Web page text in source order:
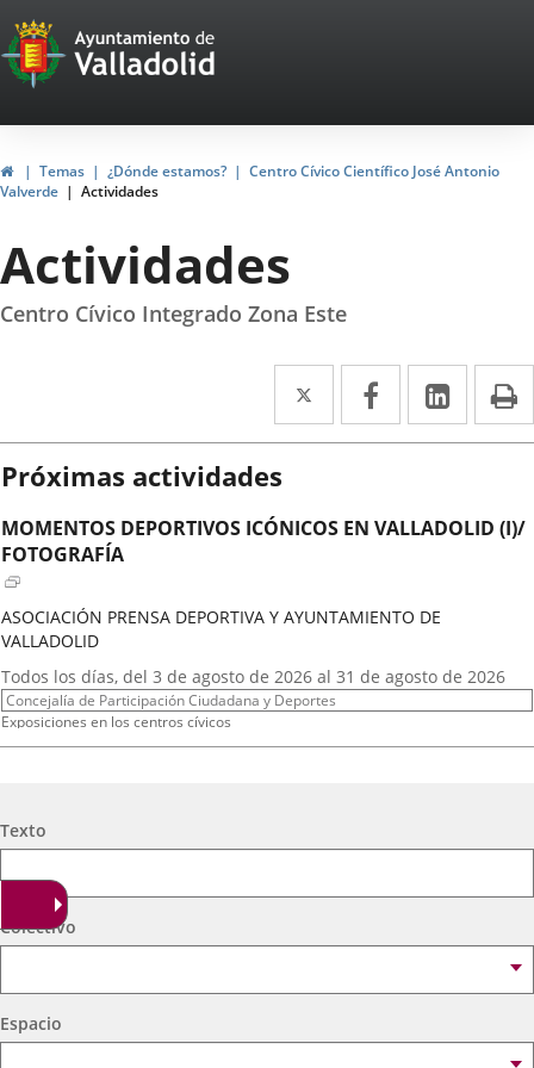
Portal
Web
del
Ayuntamiento
de
Valladolid
InicioTemas ¿Dónde estamos?
Centro Cívico Científico José Antonio
Valverde
Actividades
Actividades
Centro Cívico Integrado Zona Este
Twitter
Enlace
a
externa.
Facebook
Enlace
a
externa.
Enlace
a
Próximas actividades
MOMENTOS DEPORTIVOS ICÓNICOS EN VALLADOLID (I)/
FOTOGRAFÍA
ASOCIACIÓN PRENSA DEPORTIVA Y AYUNTAMIENTO DE
VALLADOLID
Fechas
del
evento
Todos los días, del 3 de agosto de 2026 al 31 de agosto de 2026
Organizador
de
Concejalía de Participación Ciudadana y Deportes
Programa
Exposiciones en los centros cívicos
Centro Cívico Científico José Antonio Valverde
16 septiembre
Organizador
actividad
Concejalía de Participación Ciudadana y Deportes
Programa
Muestras de Teatro Vecinal, Cultura Tradicional y Actividades Culturales y de
Ocio Infantil 2026
A. DE MEXICANOS EN CYL(Ballet Folklorico BFB)
Búsqueda
Texto
Colectivo
Espacio